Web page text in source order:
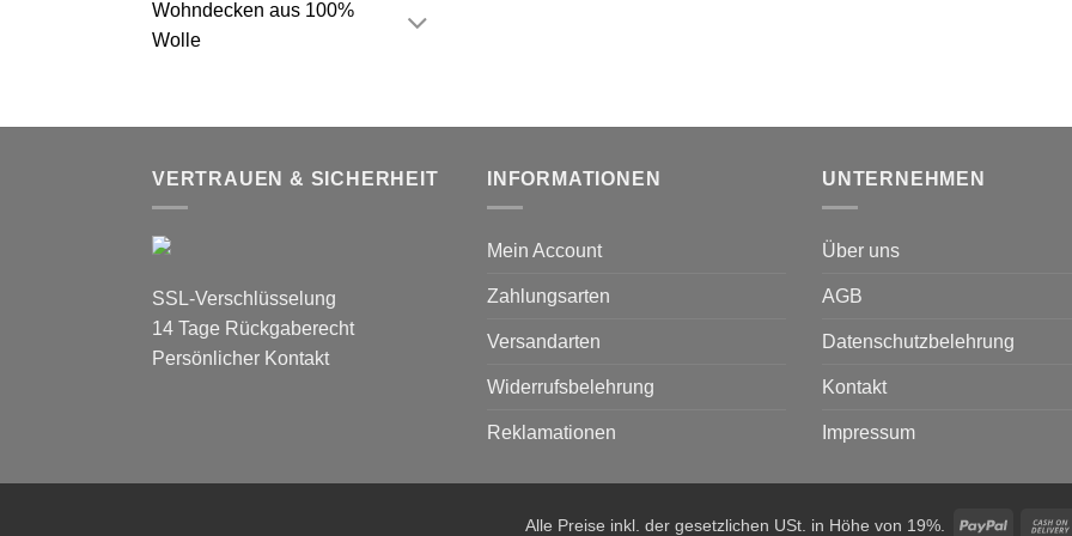
Wohndecken aus 100%
Wolle
VERTRAUEN & SICHERHEIT
SSL-Verschlüsselung
14 Tage Rückgaberecht
Persönlicher Kontakt
INFORMATIONEN
Mein Account
Zahlungsarten
Versandarten
Widerrufsbelehrung
Reklamationen
UNTERNEHMEN
Über uns
AGB
Datenschutzbelehrung
Kontakt
Impressum
Alle Preise inkl. der gesetzlichen USt. in Höhe von 19%. PayPal